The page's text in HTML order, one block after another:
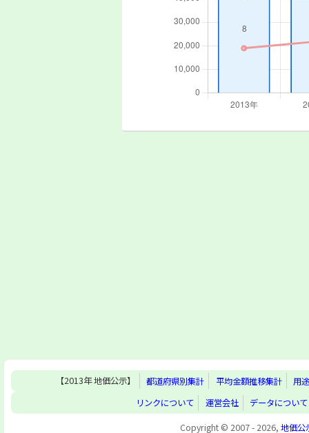
【2013年 地価公示】 都道府県別集計 平均金額推移集計
用
リンクについて
運営会社
データについて
Copyright © 2007 - 2026, 地価公